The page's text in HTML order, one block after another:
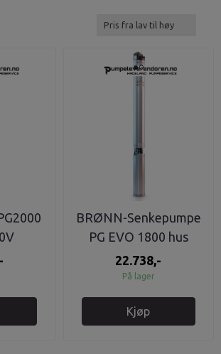
BRØNN-Senkepumpe
PG EVO 1800 hus
1X230V
22.738,-
På lager
Kjøp